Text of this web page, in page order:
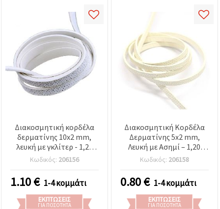
Διακοσμητική κορδέλα
δερματίνης 10x2 mm,
λευκή με γκλίτερ - 1,20
μέτρα
Κωδικός: 206156
1.10€ 1-4 κομμάτι
ΕΚΠΤΏΣΕΙΣ
ΓΙΑ ΠΟΣΌΤΗΤΑ
Διακοσμητική Κορδέλα
Δερματίνης 5x2 mm,
Λευκή με Ασημί – 1,20
μέτρα
Κωδικός: 206158
0.80€ 1-4 κομμάτι
ΕΚΠΤΏΣΕΙΣ
ΓΙΑ ΠΟΣΌΤΗΤΑ